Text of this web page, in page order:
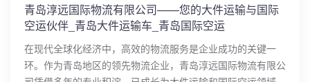
青岛淳远国际物流有限公司——您的大件运输与国际
空运伙伴_青岛大件运输车_青岛国际空运
在现代全球化经济中，高效的物流服务是企业成功的关键一
环。作为青岛地区的领先物流企业，青岛淳远国际物流有限公